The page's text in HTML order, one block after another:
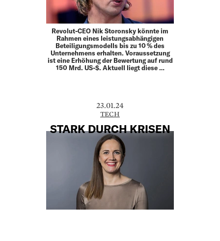
Revolut-CEO Nik Storonsky könnte im
Rahmen eines leistungsabhängigen
Beteiligungsmodells bis zu 10 % des
Unternehmens erhalten. Voraussetzung
ist eine Erhöhung der Bewertung auf rund
150 Mrd. US-$. Aktuell liegt diese …
23.01.24
TECH
STARK DURCH KRISEN